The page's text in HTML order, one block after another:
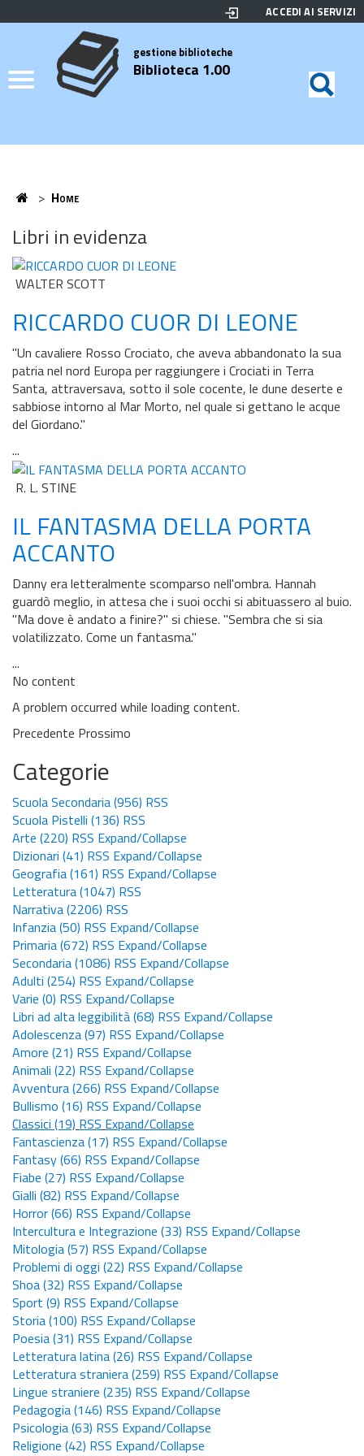
Elenco
Credits
ACCEDI AI SERVIZI
Biblioteca gestione biblioteche
Biblioteca 1.00 di
Home
> Home
Libri in evidenza
WALTER SCOTT
RICCARDO CUOR DI LEONE
"Un cavaliere Rosso Crociato, che aveva abbandonato la sua
patria nel nord Europa per raggiungere i Crociati in Terra
Santa, attraversava, sotto il sole cocente, le dune deserte e
sabbiose intorno al Mar Morto, nel quale si gettano le acque
del Giordano."
...
R. L. STINE
IL FANTASMA DELLA PORTA
ACCANTO
Danny era letteralmente scomparso nell'ombra. Hannah
guardò meglio, in attesa che i suoi occhi si abituassero al buio.
"Ma dove è andato a finire?" si chiese. "Sembra che si sia
volatilizzato. Come un fantasma."
...
No content
A problem occurred while loading content.
Precedente Prossimo
Categorie
Scuola Secondaria(956) RSS
Scuola Pistelli (136) RSS
Arte (220) RSS Expand/Collapse
Dizionari (41) RSS Expand/Collapse
Geografia(161) RSS Expand/Collapse
Letteratura(1047) RSS
Narrativa(2206) RSS
Infanzia(50) RSS Expand/Collapse
Primaria(672) RSS Expand/Collapse
Secondaria(1086) RSS Expand/Collapse
Adulti (254) RSS Expand/Collapse
Varie (0) RSS Expand/Collapse
Libri ad alta leggibilità(68) RSS Expand/Collapse
Adolescenza(97) RSS Expand/Collapse
Amore (21) RSS Expand/Collapse
Animali (22) RSS Expand/Collapse
Avventura(266) RSS Expand/Collapse
Bullismo (16) RSS Expand/Collapse
Classici (19) RSS Expand/Collapse
Fantascienza(17) RSS Expand/Collapse
Fantasy(66) RSS Expand/Collapse
Fiabe (27) RSS Expand/Collapse
Gialli (82) RSS Expand/Collapse
Horror(66) RSS Expand/Collapse
Intercultura e Integrazione (33) RSS Expand/Collapse
Mitologia(57) RSS Expand/Collapse
Problemi di oggi (22) RSS Expand/Collapse
Shoa(32) RSS Expand/Collapse
Sport (9) RSS Expand/Collapse
Storia(100) RSS Expand/Collapse
Poesia(31) RSS Expand/Collapse
Letteratura latina(26) RSS Expand/Collapse
Letteratura straniera(259) RSS Expand/Collapse
Lingue straniere (235) RSS Expand/Collapse
Pedagogia(146) RSS Expand/Collapse
Psicologia(63) RSS Expand/Collapse
Religione (42) RSS Expand/Collapse